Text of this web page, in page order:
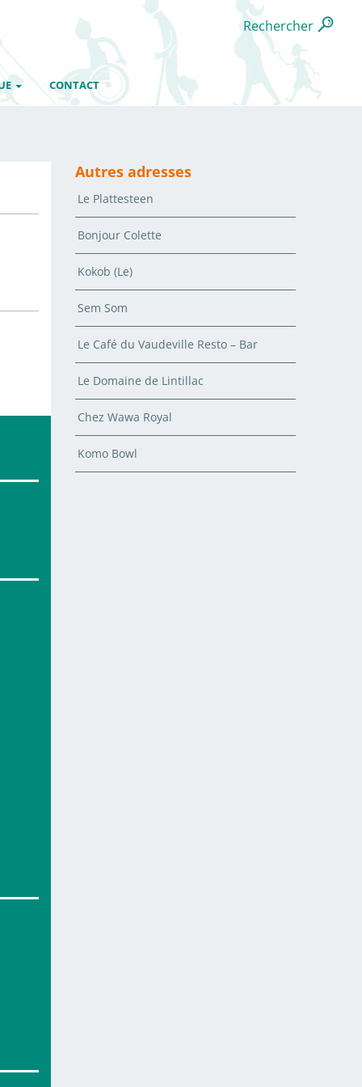
Rechercher
CONTACT
Autres adresses
Le Plattesteen
Bonjour Colette
Kokob (Le)
Sem Som
Le Café du Vaudeville Resto – Bar
Le Domaine de Lintillac
Chez Wawa Royal
Komo Bowl